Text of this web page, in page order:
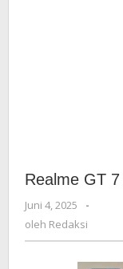
Realme GT
Juni 4, 2025
oleh
Redaksi
-
oleh Redaksi